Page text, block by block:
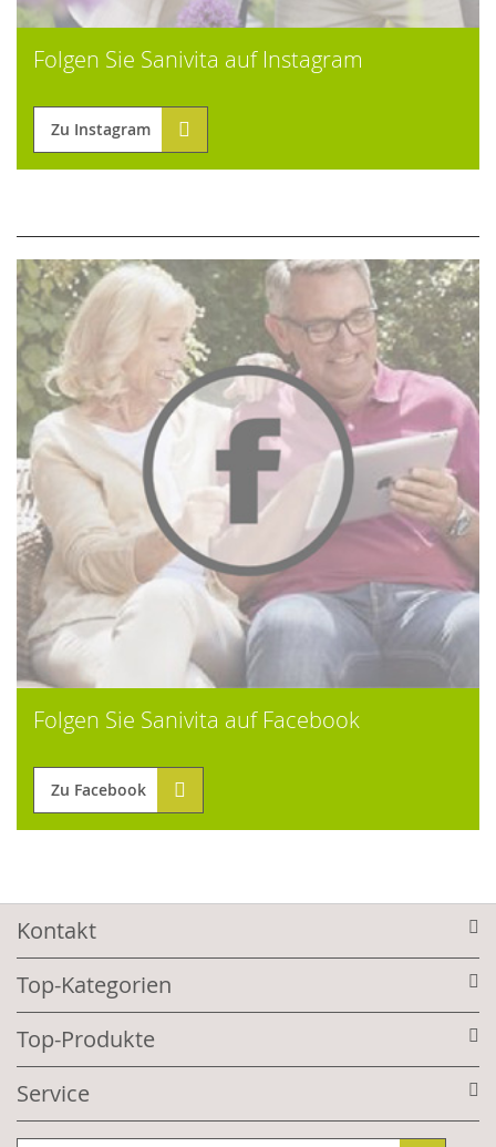
Folgen Sie Sanivita auf Instagram
Zu Instagram
Folgen Sie Sanivita auf Facebook
Zu Facebook
Kontakt
Top-Kategorien
Top-Produkte
Service